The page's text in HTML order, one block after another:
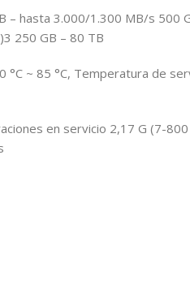
– hasta 3.000/1.300 MB/s 500
250 GB – 80 TB
~ 85 °C, Temperatura de
en servicio 2,17 G (7-